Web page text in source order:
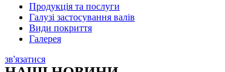
Продукція та послуги
Галузі застосування валів
Види покриття
Галерея
зв'язатися